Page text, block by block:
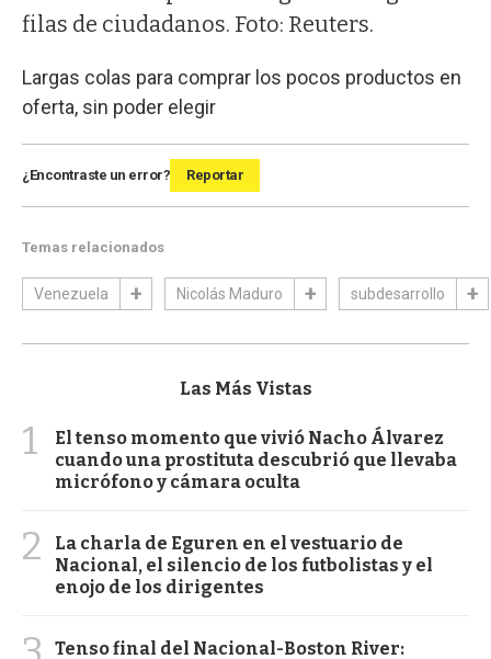
filas de ciudadanos. Foto: Reuters.
Largas colas para comprar los pocos productos en
oferta, sin poder elegir
¿Encontraste un error? Reportar
Temas relacionados
Venezuela Nicolás Maduro subdesarrollo
Las Más Vistas
1
El tenso momento que vivió Nacho Álvarez
cuando una prostituta descubrió que llevaba
micrófono y cámara oculta
2
La charla de Eguren en el vestuario de
Nacional, el silencio de los futbolistas y el
enojo de los dirigentes
Tenso final del Nacional-Boston River: